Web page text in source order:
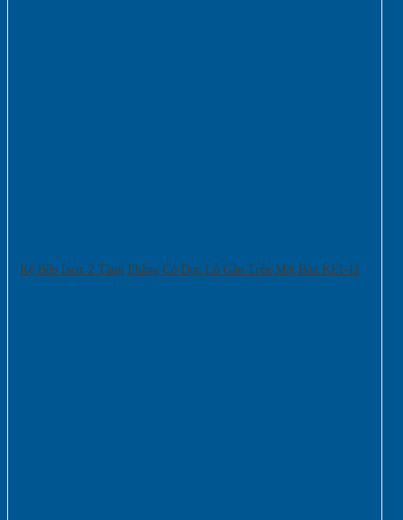
Kệ Bếp Inox 2 Tầng Phẳng Có Đục Lỗ Gắn Trên Mặt Bàn KEI-11